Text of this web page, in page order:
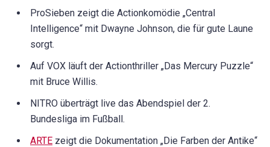
ProSieben zeigt die Actionkomödie „Central
Intelligence“ mit Dwayne Johnson, die für gute Laune
sorgt.
Auf VOX läuft der Actionthriller „Das Mercury Puzzle“
mit Bruce Willis.
NITRO überträgt live das Abendspiel der 2.
Bundesliga im Fußball.
ARTE zeigt die Dokumentation „Die Farben der Antike“